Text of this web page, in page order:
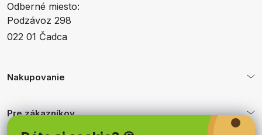
Odberné miesto:
Podzávoz 298
022 01 Čadca
Nakupovanie
Pre zákazníkov